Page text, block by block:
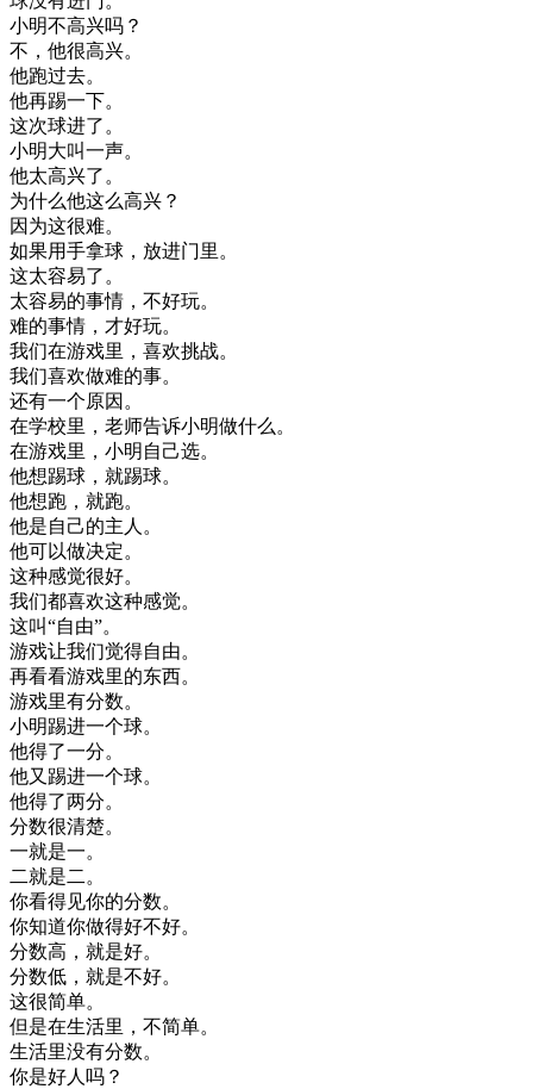
小明不高兴吗 ？
不 ， 他很高兴。
他跑过去。
他再踢一下。
这次球进了。
小明大叫一声。
他太高兴了。
为什么他这么高兴 ？
因为这很难。
如果用手拿球 ， 放进门里。
这太容易了。
太容易的事情 ， 不好玩。
难的事情 ， 才好玩。
我们在游戏里 ， 喜欢挑战。
我们喜欢做难的事。
还有一个原因 。
在学校里 ， 老师告诉小明做什么。
在游戏里 ， 小明 自己选。
他想踢球 ， 就踢球。
他想跑 ， 就跑。
他是自己的主人。
他可以做决定。
这种感觉很好。
我们都喜欢这种感觉。
这叫“自由”。
游戏让我们觉得自由。
再看看游戏里的东西。
游戏里有分数。
小明踢进一个球。
他得了一分。
他又踢进一个球。
他得了两分。
分数很清楚。
一就是一。
二就是二。
你看得见你的分数。
你知道你做得好不好。
分数高 ， 就是好。
分数低 ， 就是不好。
这很简单。
但是在生活里 ， 不简单。
生活里没有分数。
你是好人吗 ？